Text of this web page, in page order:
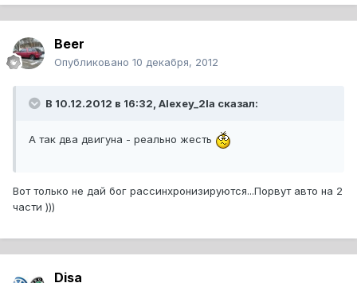
Beer
Опубликовано 10 декабря, 2012
В 10.12.2012 в 16:32, Alexey_2la сказал:
А так два двигуна - реально жесть
Вот только не дай бог рассинхронизируются...Порвут авто на 2
части )))
Disa